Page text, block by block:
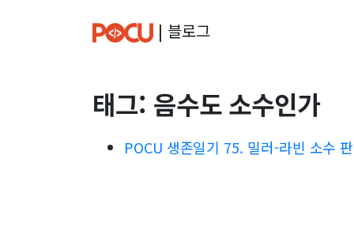
| 블로그
태그: 음수도 소수인가
POCU 생존일기 75. 밀러-라빈 소수